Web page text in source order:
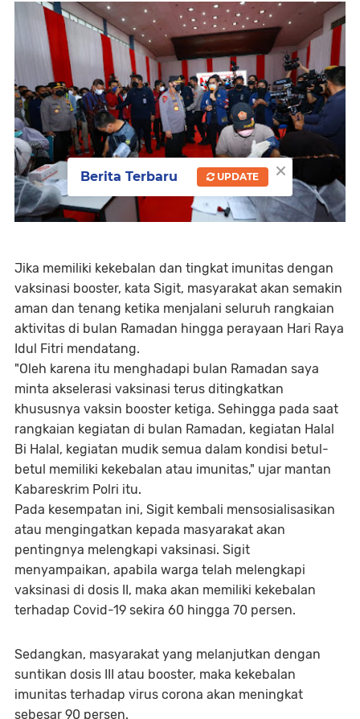
Jika memiliki kekebalan dan tingkat imunitas dengan
vaksinasi booster, kata Sigit, masyarakat akan semakin
aman dan tenang ketika menjalani seluruh rangkaian
aktivitas di bulan Ramadan hingga perayaan Hari Raya
Idul Fitri mendatang.
"Oleh karena itu menghadapi bulan Ramadan saya
minta akselerasi vaksinasi terus ditingkatkan
khususnya vaksin booster ketiga. Sehingga pada saat
rangkaian kegiatan di bulan Ramadan, kegiatan Halal
Bi Halal, kegiatan mudik semua dalam kondisi betul-
betul memiliki kekebalan atau imunitas," ujar mantan
Kabareskrim Polri itu.
Pada kesempatan ini, Sigit kembali mensosialisasikan
atau mengingatkan kepada masyarakat akan
pentingnya melengkapi vaksinasi. Sigit
menyampaikan, apabila warga telah melengkapi
vaksinasi di dosis II, maka akan memiliki kekebalan
terhadap Covid-19 sekira 60 hingga 70 persen.
Sedangkan, masyarakat yang melanjutkan dengan
suntikan dosis III atau booster, maka kekebalan
imunitas terhadap virus corona akan meningkat
sebesar 90 persen.
×
Berita Terbaru UPDATE